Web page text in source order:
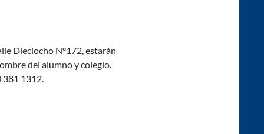
Dieciocho N°172, estarán
del alumno y colegio.
381 1312.